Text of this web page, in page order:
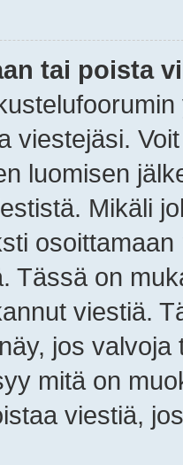
tai poista
viestejäsi.
luomisen
Mikäli
Tässä on
viestiä.
jos
mitä on
viestiä,